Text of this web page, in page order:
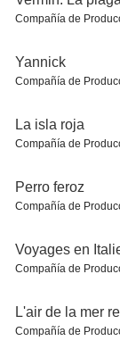
Fútbol
Compañía de
Yannick
Compañía de
La isla roja
Compañía de
Perro feroz
Compañía de
Voyages en
Compañía de
L'air de la mer
Compañía de